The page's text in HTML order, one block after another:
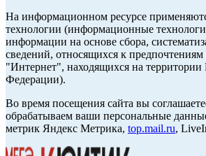
На информационном ресурсе
технологии (информационные
информации на основе сбора,
сведений, относящихся к предпочтениям
"Интернет", находящихся на территории
Федерации).
Во время посещения сайта вы
обрабатываем ваши персональные
метрик Яндекс Метрика, top.mail.ru,